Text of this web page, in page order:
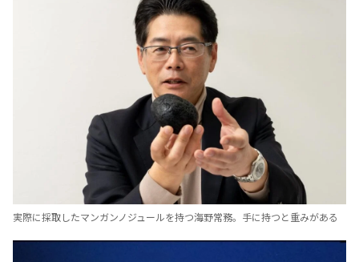
実際に採取したマンガンノジュールを持つ海野常務。手に持つと重みがある